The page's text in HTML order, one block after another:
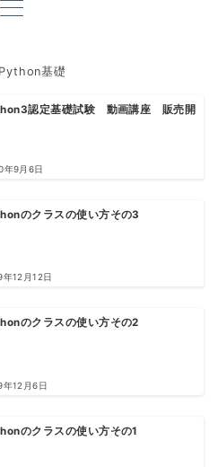
Python基礎
認定基礎試験 動画講座 販売開
年9月6日
のクラスの使い方その3
年12月12日
のクラスの使い方その2
年12月6日
のクラスの使い方その1